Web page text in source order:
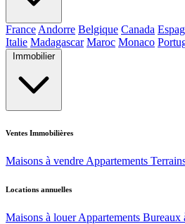
France Andorre Belgique Canada
Italie Madagascar Maroc Monaco
Immobilier
Ventes Immobilières
Maisons à vendre Appartements
Locations annuelles
Maisons à louer Appartements Bureaux